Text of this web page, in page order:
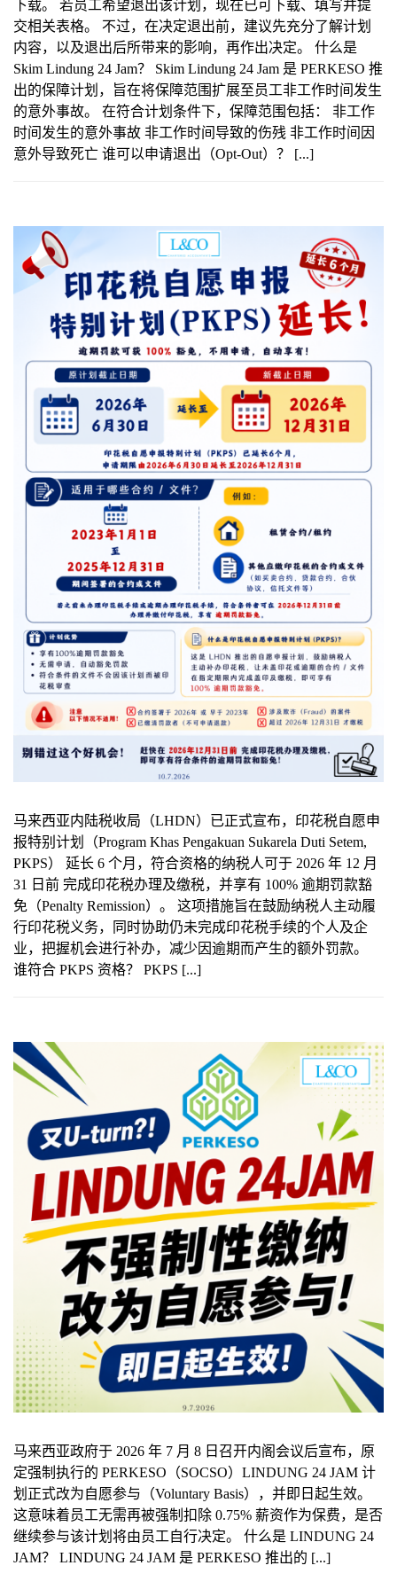
下载。 若员工希望退出该计划，现在已可下载、填写并提
交相关表格。 不过，在决定退出前，建议先充分了解计划
内容，以及退出后所带来的影响，再作出决定。 什么是
Skim Lindung 24 Jam？ Skim Lindung 24 Jam 是 PERKESO 推
出的保障计划，旨在将保障范围扩展至员工非工作时间发生
的意外事故。 在符合计划条件下，保障范围包括： 非工作
时间发生的意外事故 非工作时间导致的伤残 非工作时间因
意外导致死亡 谁可以申请退出（Opt-Out）？ [...]
马来西亚内陆税收局（LHDN）已正式宣布，印花税自愿申
报特别计划（Program Khas Pengakuan Sukarela Duti Setem,
PKPS） 延长 6 个月，符合资格的纳税人可于 2026 年 12 月
31 日前 完成印花税办理及缴税，并享有 100% 逾期罚款豁
免（Penalty Remission）。 这项措施旨在鼓励纳税人主动履
行印花税义务，同时协助仍未完成印花税手续的个人及企
业，把握机会进行补办，减少因逾期而产生的额外罚款。
谁符合 PKPS 资格？ PKPS [...]
马来西亚政府于 2026 年 7 月 8 日召开内阁会议后宣布，原
定强制执行的 PERKESO（SOCSO）LINDUNG 24 JAM 计
划正式改为自愿参与（Voluntary Basis），并即日起生效。
这意味着员工无需再被强制扣除 0.75% 薪资作为保费，是否
继续参与该计划将由员工自行决定。 什么是 LINDUNG 24
JAM？ LINDUNG 24 JAM 是 PERKESO 推出的 [...]